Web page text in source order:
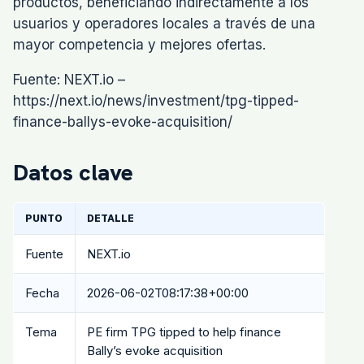
usuarios y operadores locales a través de una
mayor competencia y mejores ofertas.
Fuente: NEXT.io –
https://next.io/news/investment/tpg-tipped-
finance-ballys-evoke-acquisition/
Datos clave
PUNTO DETALLE
Fuente NEXT.io
Fecha 2026-06-02T08:17:38+00:00
Tema
PE firm TPG tipped to help finance
Bally’s evoke acquisition